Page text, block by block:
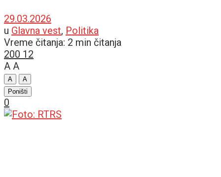
29.03.2026
u Glavna vest, Politika
Vreme čitanja: 2 min čitanja
200 12
A A
A
A
Poništi
0